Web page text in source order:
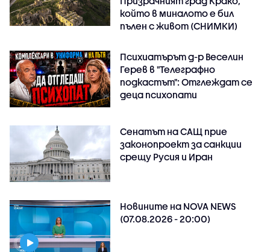
който в миналото е бил
пълен с живот (СНИМКИ)
Психиатърът д-р Веселин
Герев в "Телеграфно
подкастът": Отглеждат се
деца психопати
Сенатът на САЩ прие
законопроект за санкции
срещу Русия и Иран
Новините на NOVA NEWS
(07.08.2026 - 20:00)